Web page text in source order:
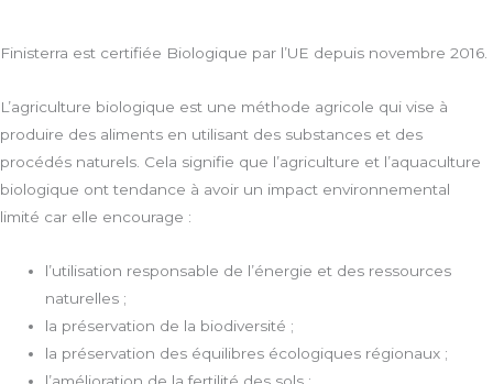
Finisterra est certifiée Biologique par l’UE depuis novembre 2016.
L’agriculture biologique est une méthode agricole qui vise à
produire des aliments en utilisant des substances et des
procédés naturels. Cela signifie que l’agriculture et l’aquaculture
biologique ont tendance à avoir un impact environnemental
limité car elle encourage :
l’utilisation responsable de l’énergie et des ressources
naturelles ;
la préservation de la biodiversité ;
la préservation des équilibres écologiques régionaux ;
l’amélioration de la fertilité des sols ;